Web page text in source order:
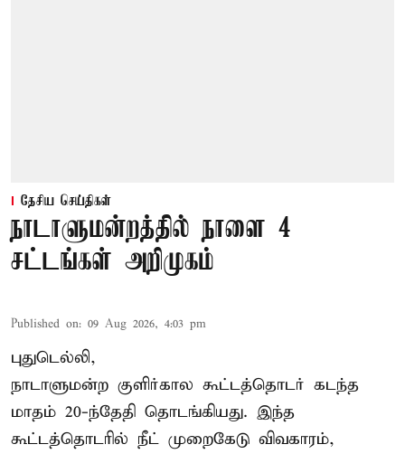
தேசிய செய்திகள்
நாடாளுமன்றத்தில் நாளை 4
சட்டங்கள் அறிமுகம்
Published on: 09 Aug 2026, 4:03 pm
புதுடெல்லி,
நாடாளுமன்ற குளிர்கால கூட்டத்தொடர் கடந்த
மாதம் 20-ந்தேதி தொடங்கியது. இந்த
கூட்டத்தொடரில் நீட் முறைகேடு விவகாரம்,